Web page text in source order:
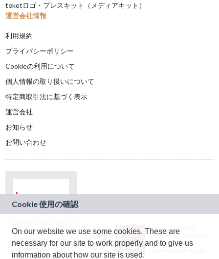
teketロゴ・プレスキット（メディアキット）
運営会社情報
利用規約
プライバシーポリシー
Cookieの利用について
個人情報の取り扱いについて
特定商取引法に基づく表示
運営会社
お知らせ
お問い合わせ
ドコモグループの新
規事業創出プログラ
ム「docomo
JASRAC許諾番号：
9024936001Y45037
JASRAC許諾番号：
On our website we use some cookies. These are
necessary for our site to work properly and to give us
information about how our site is used.